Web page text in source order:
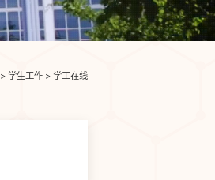
>学生工作 >学工在线